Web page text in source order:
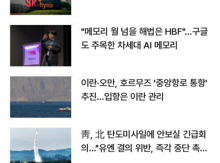
"메모리 월 넘을 해법은 HBF"…구글
도 주목한 차세대 AI 메모리
이란·오만, 호르무즈 '중앙항로 통항'
추진…입항은 이란 관리
靑, 北 탄도미사일에 안보실 긴급회
의…"유엔 결의 위반, 즉각 중단 촉